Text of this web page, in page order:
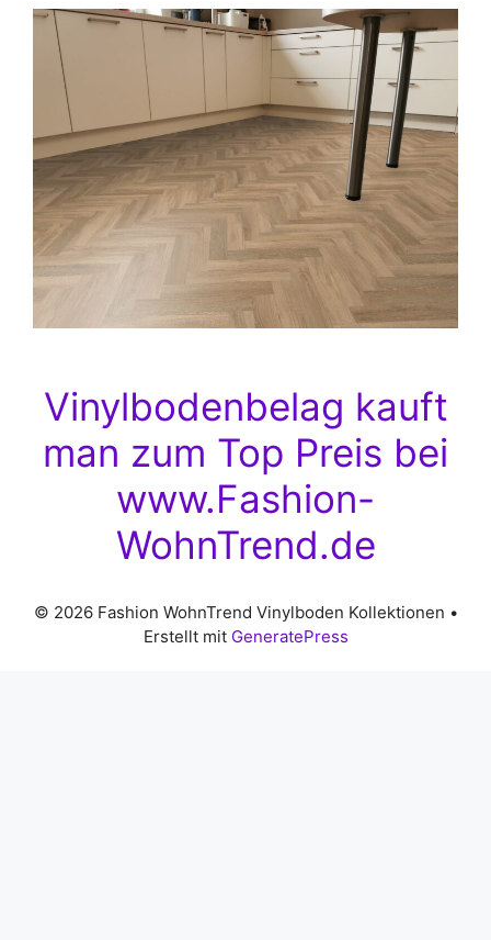
Vinylbodenbelag kauft
man zum Top Preis bei
www.Fashion-
WohnTrend.de
© 2026 Fashion WohnTrend Vinylboden Kollektionen •
Erstellt mit GeneratePress